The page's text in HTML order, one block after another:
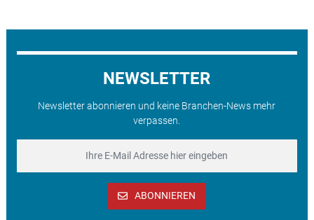
NEWSLETTER
Newsletter abonnieren und keine Branchen-News mehr
verpassen.
ABONNIEREN